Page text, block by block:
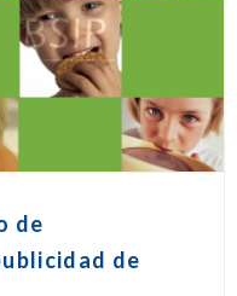
de
de